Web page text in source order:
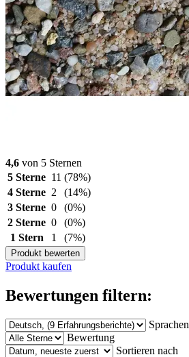
4,6 von 5 Sternen
5 Sterne 11 (78%)
4 Sterne 2
(14%)
3 Sterne 0
(0%)
2 Sterne 0
(0%)
1 Stern
1 (7%)
Produkt bewerten
Produkt kaufen
Bewertungen filtern:
Sprachen
Bewertung
Sortieren nach